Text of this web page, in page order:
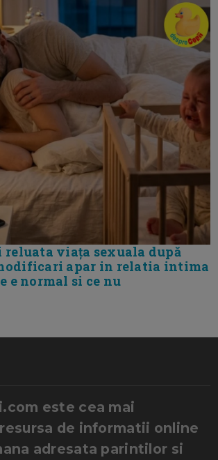
reluata viața sexuala după
apar in relatia intima
e normal si ce nu
este cea mai
de informatii online
adresata parintilor si